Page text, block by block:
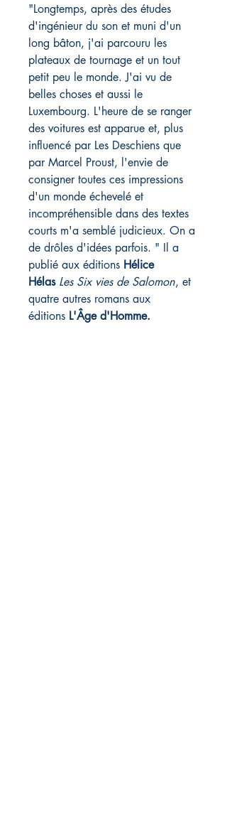
"Longtemps, après des études
d'ingénieur du son et muni d'un
long bâton, j'ai parcouru les
plateaux de tournage et un tout
petit peu le monde. J'ai vu de
belles choses et aussi le
Luxembourg. L'heure de se ranger
des voitures est apparue et, plus
influencé par Les Deschiens que
par Marcel Proust, l'envie de
consigner toutes ces impressions
d'un monde échevelé et
incompréhensible dans des textes
courts m'a semblé judicieux. On a
de drôles d'idées parfois. " Il a
publié aux éditions Hélice
Hélas Les Six vies de Salomon, et
quatre autres romans aux
éditions L'Âge d'Homme.